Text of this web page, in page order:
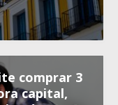
comprar 3
capital,